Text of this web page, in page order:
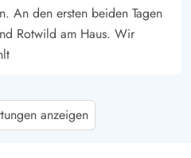
An den ersten beiden Tagen
Rotwild am Haus. Wir
4 von 5
4 out of 5
anzeigen